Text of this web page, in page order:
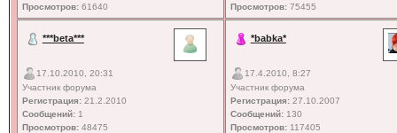
Просмотров:61640
Просмотров:75455
***beta***
17.10.2010, 20:31
Участник форума
Регистрация:21.2.2010
Сообщений:1
Просмотров:48475
*babka*
17.4.2010, 8:27
Участник форума
Регистрация:27.10.2007
Сообщений:130
Просмотров:117405